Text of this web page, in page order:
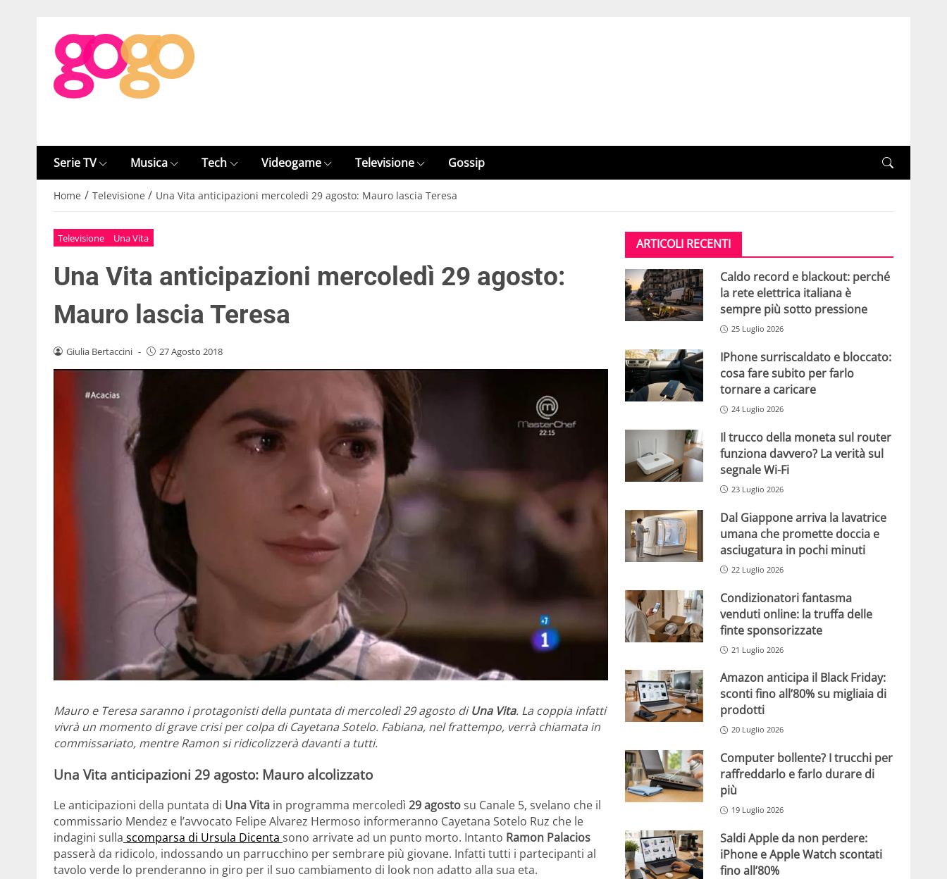
Serie TV Musica Tech Videogame Televisione Gossip
Home / Televisione / Una Vita anticipazioni mercoledì 29 agosto: Mauro lascia Teresa
Televisione Una Vita
Una Vita anticipazioni mercoledì 29 agosto:
Mauro lascia Teresa
Giulia Bertaccini - 27 Agosto 2018
Mauro e Teresa saranno i protagonisti della puntata di mercoledì 29 agosto diUna Vita. La coppia infatti
vivrà un momento di grave crisi per colpa di Cayetana Sotelo. Fabiana, nel frattempo, verrà chiamata in
commissariato, mentre Ramon si ridicolizzerà davanti a tutti.
Una Vita anticipazioni 29 agosto: Mauro alcolizzato
Le anticipazioni della puntata di Una Vita in programma mercoledì 29 agostosu Canale 5, svelano che il
commissario Mendez e l’avvocato Felipe Alvarez Hermoso informeranno Cayetana Sotelo Ruz che le
indagini sulla scomparsa di Ursula Dicenta sono arrivate ad un punto morto. Intanto Ramon Palacios
passerà da ridicolo, indossando un parrucchino per sembrare più giovane. Infatti tutti i partecipanti al
tavolo verde lo prenderanno in giro per il suo cambiamento di look non adatto alla sua eta.
ARTICOLI RECENTI
Caldo record e blackout: perché
la rete elettrica italiana è
sempre più sotto pressione
25 Luglio 2026
IPhone surriscaldato e bloccato:
cosa fare subito per farlo
tornare a caricare
24 Luglio 2026
Il trucco della moneta sul router
funziona davvero? La verità sul
segnale Wi-Fi
23 Luglio 2026
Dal Giappone arriva la lavatrice
umana che promette doccia e
asciugatura in pochi minuti
22 Luglio 2026
Condizionatori fantasma
venduti online: la truffa delle
finte sponsorizzate
21 Luglio 2026
Amazon anticipa il Black Friday:
sconti fino all’80% su migliaia di
prodotti
20 Luglio 2026
Computer bollente? I trucchi per
raffreddarlo e farlo durare di
più
19 Luglio 2026
Saldi Apple da non perdere:
iPhone e Apple Watch scontati
fino all’80%